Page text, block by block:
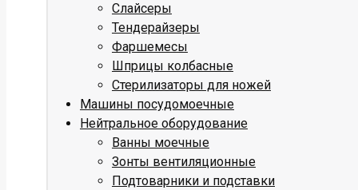
Слайсеры
Тендерайзеры
Фаршемесы
Шприцы колбасные
Стерилизаторы для ножей
Машины посудомоечные
Нейтральное оборудование
Ванны моечные
Зонты вентиляционные
Подтоварники и подставки